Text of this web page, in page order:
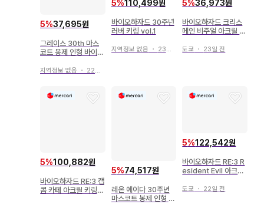
5%37,695원
그레이스 30th 마스
코트 봉제 인형 바이오
지역정보 없음 ・ 22일 전
5%110,499원
바이오하자드 30주년
러버 키링 vol.1
지역정보 없음 ・ 23일 전
5%36,973원
바이오하자드 크리스
메인 비주얼 아크릴 스
도쿄 ・ 23일 전
5%100,882원
바이오하자드 RE:3 캡
콤 카페 아크릴 키링
5%74,517원
레온 에이다 30주년
마스코트 봉제 인형 바
5%122,542원
바이오하자드 RE:3 R
esident Evil 아크릴
도쿄 ・ 22일 전